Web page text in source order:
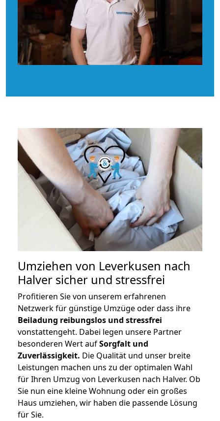
Umziehen von Leverkusen nach
Halver sicher und stressfrei
Profitieren Sie von unserem erfahrenen
Netzwerk für günstige Umzüge oder dass ihre
Beiladung reibungslos und stressfrei
vonstattengeht. Dabei legen unsere Partner
besonderen Wert aufSorgfalt und
Zuverlässigkeit. Die Qualität und unser breite
Leistungen machen uns zu der optimalen Wahl
für Ihren Umzug von Leverkusen nach Halver. Ob
Sie nun eine kleine Wohnung oder ein großes
Haus umziehen, wir haben die passende Lösung
für Sie.